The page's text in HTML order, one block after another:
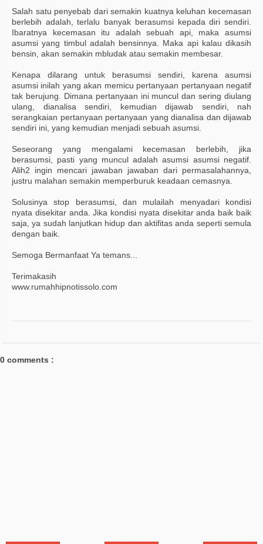
Salah satu penyebab dari semakin kuatnya keluhan kecemasan
berlebih adalah, terlalu banyak berasumsi kepada diri sendiri.
Ibaratnya kecemasan itu adalah sebuah api, maka asumsi
asumsi yang timbul adalah bensinnya. Maka api kalau dikasih
bensin, akan semakin mbludak atau semakin membesar.
Kenapa dilarang untuk berasumsi sendiri, karena asumsi
asumsi inilah yang akan memicu pertanyaan pertanyaan negatif
tak berujung. Dimana pertanyaan ini muncul dan sering diulang
ulang, dianalisa sendiri, kemudian dijawab sendiri, nah
serangkaian pertanyaan pertanyaan yang dianalisa dan dijawab
sendiri ini, yang kemudian menjadi sebuah asumsi.
Seseorang yang mengalami kecemasan berlebih, jika
berasumsi, pasti yang muncul adalah asumsi asumsi negatif.
Alih2 ingin mencari jawaban jawaban dari permasalahannya,
justru malahan semakin memperburuk keadaan cemasnya.
Solusinya stop berasumsi, dan mulailah menyadari kondisi
nyata disekitar anda. Jika kondisi nyata disekitar anda baik baik
saja, ya sudah lanjutkan hidup dan aktifitas anda seperti semula
dengan baik.
Semoga Bermanfaat Ya temans...
Terimakasih
www.rumahhipnotissolo.com
0 comments :